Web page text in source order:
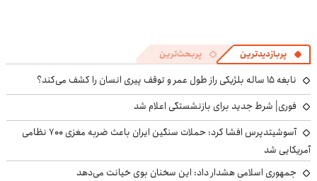
پربازدیدترین پربحث‌ترین
نابغه ۱۵ ساله بلژیکی راز طول عمر و توقف پیری انسان را کشف می‌کند؟
فوری| شرط جدید برای بازنشستگی اعلام شد
آسوشیتدپرس افشا کرد: حملات سنگین ایران باعث ضربه مغزی ۷۰۰ نظامی
آمریکایی شد
جمهوری اسلامی هشدار داد: این سخنان بوی خیانت می‌دهد